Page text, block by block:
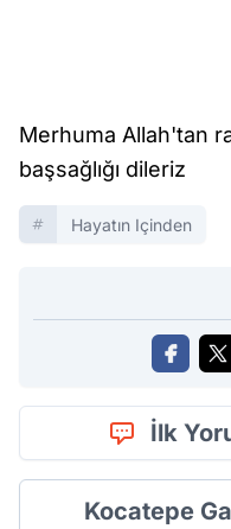
Merhuma Allah'tan
başsağlığı dileriz
Hayatın Içinden
İlk
Kocatepe